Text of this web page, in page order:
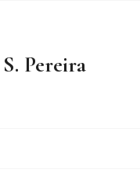
Pereira